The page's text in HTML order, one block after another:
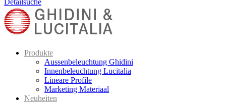
Detailsuche
Produkte
Aussenbeleuchtung Ghidini
Innenbeleuchtung Lucitalia
Lineare Profile
Marketing Materiaal
Neuheiten